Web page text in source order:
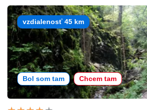
vzdialenosť 45 km
Bol som tam Chcem tam